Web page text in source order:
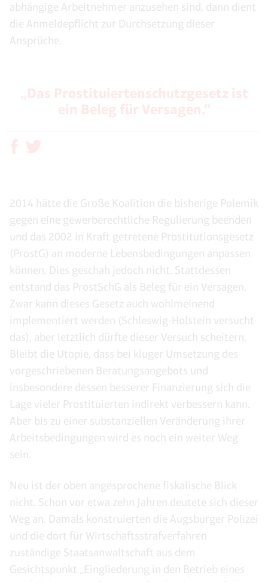
abhängige Arbeitnehmer anzusehen sind, dann dient
die Anmeldepflicht zur Durchsetzung dieser
Ansprüche.
2014 hätte die Große Koalition die bisherige Polemik
gegen eine gewerberechtliche Regulierung beenden
und das 2002 in Kraft getretene Prostitutionsgesetz
(ProstG) an moderne Lebensbedingungen anpassen
können. Dies geschah jedoch nicht. Stattdessen
entstand das ProstSchG als Beleg für ein Versagen.
Zwar kann dieses Gesetz auch wohlmeinend
implementiert werden (Schleswig-Holstein versucht
das), aber letztlich dürfte dieser Versuch scheitern.
Bleibt die Utopie, dass bei kluger Umsetzung des
vorgeschriebenen Beratungsangebots und
insbesondere dessen besserer Finanzierung sich die
Lage vieler Prostituierten indirekt verbessern kann.
Aber bis zu einer substanziellen Veränderung ihrer
Arbeitsbedingungen wird es noch ein weiter Weg
sein.
Neu ist der oben angesprochene fiskalische Blick
nicht. Schon vor etwa zehn Jahren deutete sich dieser
Weg an. Damals konstruierten die Augsburger Polizei
und die dort für Wirtschaftsstrafverfahren
zuständige Staatsanwaltschaft aus dem
Gesichtspunkt „Eingliederung in den Betrieb eines